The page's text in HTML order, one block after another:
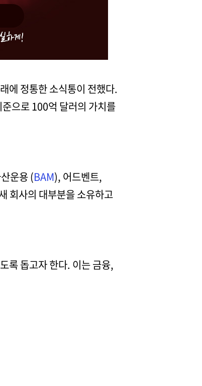
에 정통한 소식통이 전했다.
으로 100억 달러의 가치를
운용 (BAM), 어드벤트,
회사의 대부분을 소유하고
록 돕고자 한다. 이는 금융,